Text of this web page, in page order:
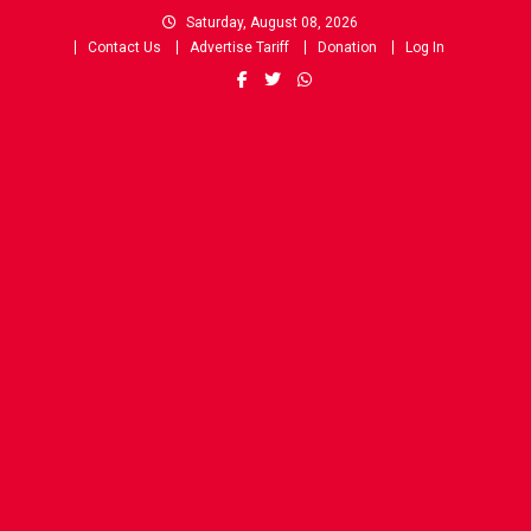
Saturday, August 08, 2026
Contact Us
Advertise Tariff Donation Log In